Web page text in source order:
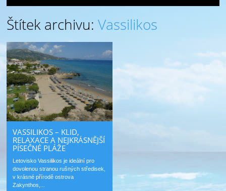
webu
Štítek archivu:Vassilikos
VASSILIKOS – KLID,
RELAXACE A NEJKRÁSNĚJŠÍ
PÍSEČNÉ PLÁŽE
Letovisko Vassilikos je ideální pro
dovolenou stranou rušných středisek,
v krásné přírodě ostrova
Zakynthos,...